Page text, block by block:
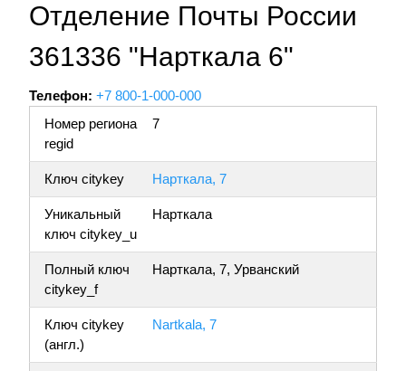
Отделение Почты России
361336 "Нарткала 6"
Телефон: +7 800-1-000-000
Номер региона
regid
7
Ключ citykey Нарткала, 7
Уникальный
ключ citykey_u
Нарткала
Полный ключ
citykey_f
Нарткала, 7, Урванский
Ключ citykey
(англ.)
Nartkala, 7